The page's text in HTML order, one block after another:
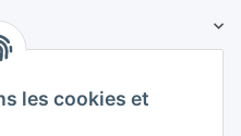
les cookies et